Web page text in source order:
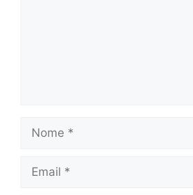
Nome
Email